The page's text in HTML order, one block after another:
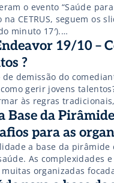
o evento “Saúde
CETRUS, seguem os
minuto 17′).
slideshow/
slideshow/
slideshow/
19/10 –
?
demissão do
gerir jovens
às regras
Apesar da discussão
Base da
para as
a base da pirâmide
As complexidades
organizadas